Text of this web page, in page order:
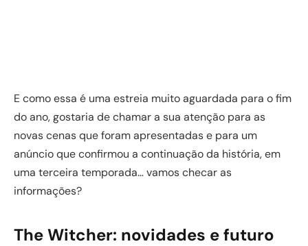
E como essa é uma estreia muito aguardada para o fim
do ano, gostaria de chamar a sua atenção para as
novas cenas que foram apresentadas e para um
anúncio que confirmou a continuação da história, em
uma terceira temporada… vamos checar as
informações?
The Witcher: novidades e futuro